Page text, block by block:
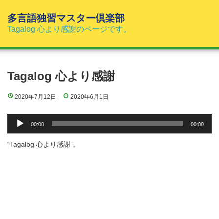
ツ
多言語独習マスター倶楽部
Tagalog 心より感謝のページです。
Tagalog 心より感謝
2020年7月12日 2020年6月1日
プ
00:00 00:00
“Tagalog 心より感謝”。